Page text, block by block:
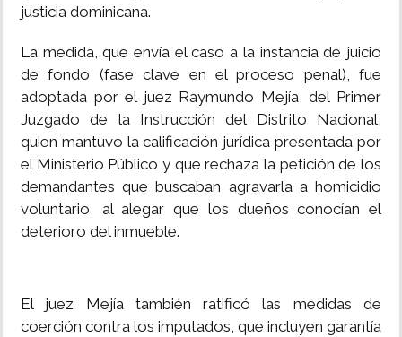
justicia dominicana.
La medida, que envía el caso a la instancia de juicio
de fondo (fase clave en el proceso penal), fue
adoptada por el juez Raymundo Mejía, del Primer
Juzgado de la Instrucción del Distrito Nacional,
quien mantuvo la calificación jurídica presentada por
el Ministerio Público y que rechaza la petición de los
demandantes que buscaban agravarla a homicidio
voluntario, al alegar que los dueños conocían el
deterioro del inmueble.
El juez Mejía también ratificó las medidas de
coerción contra los imputados, que incluyen garantía